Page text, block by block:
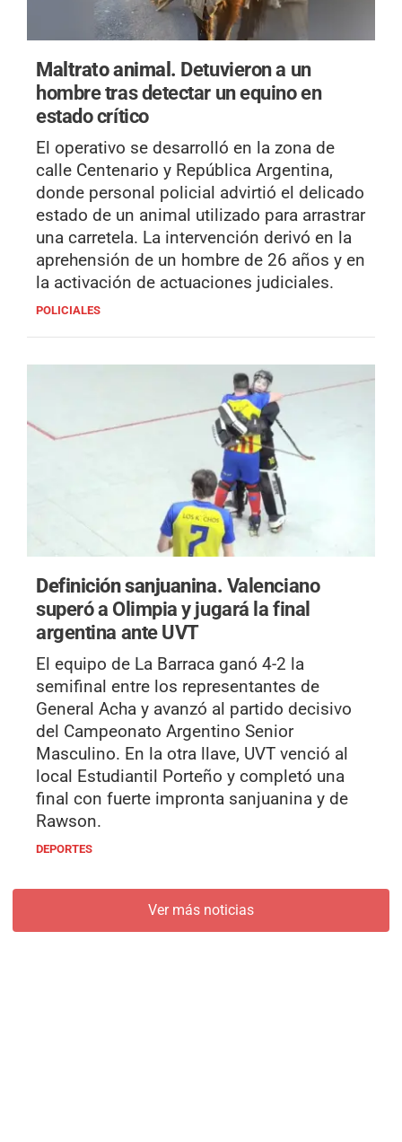
Maltrato animal. Detuvieron a un
hombre tras detectar un equino en
estado crítico
El operativo se desarrolló en la zona de
calle Centenario y República Argentina,
donde personal policial advirtió el delicado
estado de un animal utilizado para arrastrar
una carretela. La intervención derivó en la
aprehensión de un hombre de 26 años y en
la activación de actuaciones judiciales.
POLICIALES
Definición sanjuanina. Valenciano
superó a Olimpia y jugará la final
argentina ante UVT
El equipo de La Barraca ganó 4-2 la
semifinal entre los representantes de
General Acha y avanzó al partido decisivo
del Campeonato Argentino Senior
Masculino. En la otra llave, UVT venció al
local Estudiantil Porteño y completó una
final con fuerte impronta sanjuanina y de
Rawson.
DEPORTES
Ver más noticias